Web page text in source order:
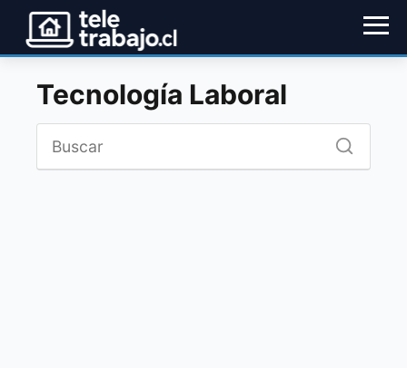
Tecnología Laboral